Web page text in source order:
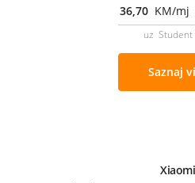
36,70 KM/mj
uz Student
Saznaj
Xiaomi